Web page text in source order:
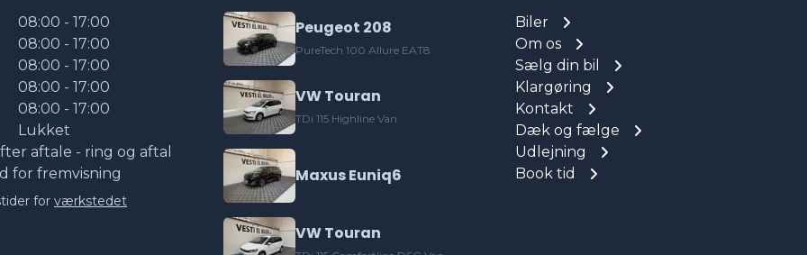
08:00 - 17:00
08:00 - 17:00
08:00 - 17:00
08:00 - 17:00
08:00 - 17:00
Lukket
aftale - ring og aftal
for fremvisning
for værkstedet
Peugeot 208
PureTech 100 Allure EAT8
VW Touran
TDi 115 Highline Van
Maxus Euniq6
VW Touran
Biler
Om os
Sælg din bil
Klargøring
Kontakt
Dæk og fælge
Udlejning
Book tid